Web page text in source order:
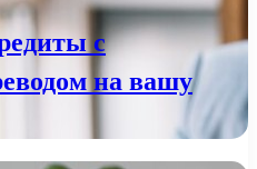
с
на вашу